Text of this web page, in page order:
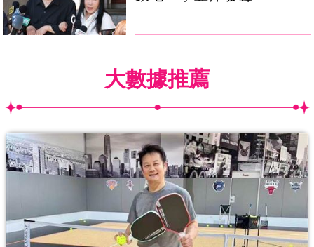
大數據推薦